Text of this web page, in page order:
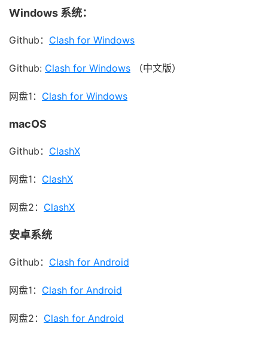
Windows 系统：
Github： Clash for Windows
Github: Clash for Windows （中文版）
网盘1： Clash for Windows
macOS
Github： ClashX
网盘1： ClashX
网盘2： ClashX
安卓系统
Github： Clash for Android
网盘1： Clash for Android
网盘2： Clash for Android